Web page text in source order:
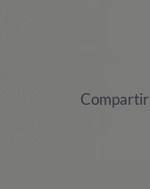
Compartir